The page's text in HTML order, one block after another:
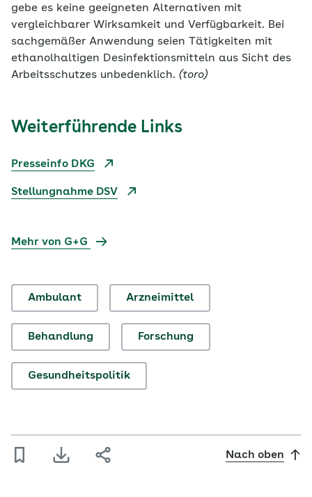
gebe es keine geeigneten Alternativen mit
vergleichbarer Wirksamkeit und Verfügbarkeit. Bei
sachgemäßer Anwendung seien Tätigkeiten mit
ethanolhaltigen Desinfektionsmitteln aus Sicht des
Arbeitsschutzes unbedenklich. (toro)
Weiterführende Links
Presseinfo DKG
Stellungnahme DSV
Mehr von G+G
Ambulant Arzneimittel
Behandlung Forschung
Gesundheitspolitik
Nach oben